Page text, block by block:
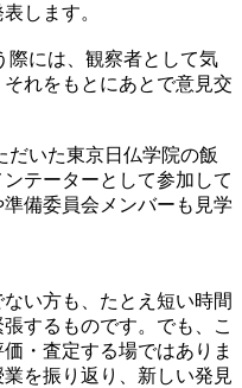
します。
際には、観察者として気
れをもとにあとで意見交
いた東京日仏学院の飯
テーターとして参加して
備委員会メンバーも見学
い方も、たとえ短い時間
するものです。でも、こ
・査定する場ではありま
を振り返り、新しい発見